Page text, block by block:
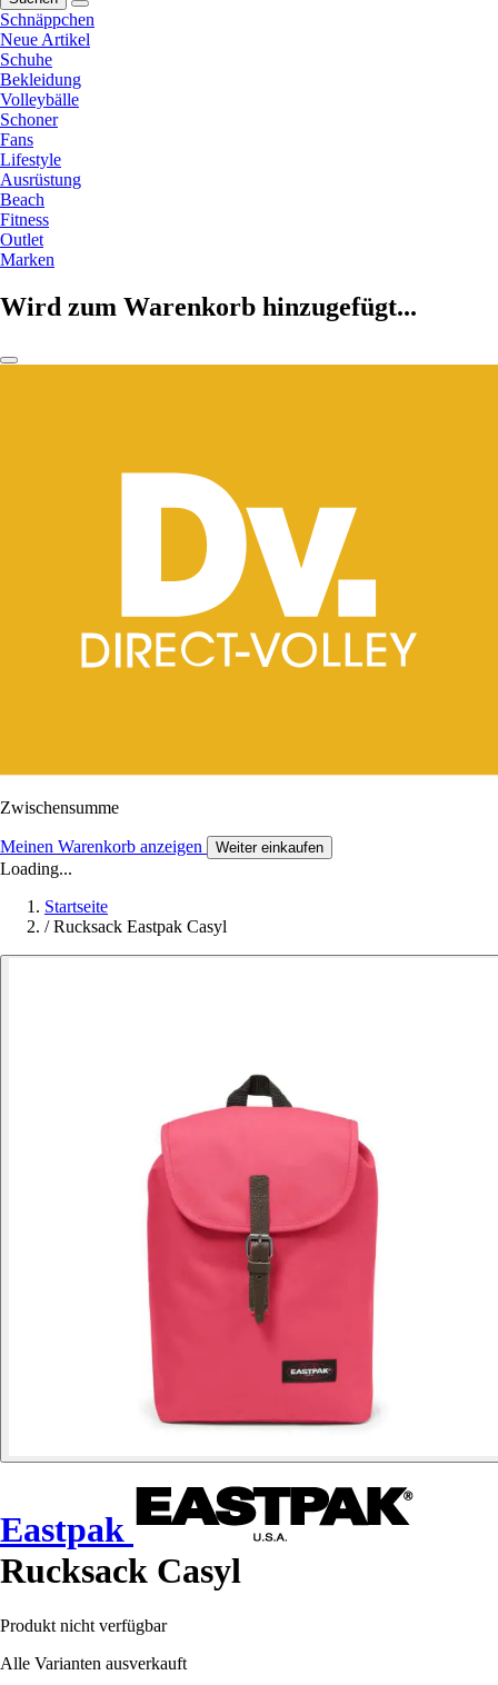
Schnäppchen
Neue Artikel
Schuhe
Bekleidung
Volleybälle
Schoner
Fans
Lifestyle
Ausrüstung
Beach
Fitness
Outlet
Marken
Wird zum Warenkorb hinzugefügt...
Zwischensumme
Meinen Warenkorb anzeigen Weiter einkaufen
Loading...
Startseite
/ Rucksack Eastpak Casyl
Eastpak
Rucksack Casyl
Produkt nicht verfügbar
Alle Varianten ausverkauft